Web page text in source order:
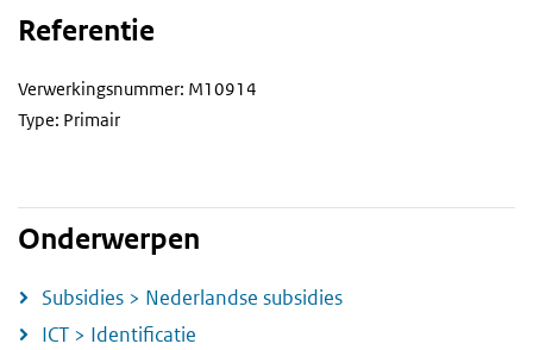
Referentie
Verwerkingsnummer: M10914
Type: Primair
Onderwerpen
Subsidies > Nederlandse subsidies
ICT > Identificatie